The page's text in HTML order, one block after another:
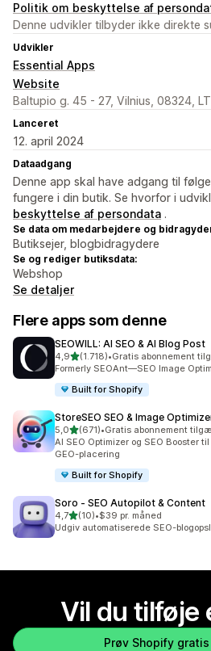
Politik om beskyttelse af
Denne udvikler tilbyder ikke direkte
Udvikler
Essential Apps
Website
Baltupio g. 45 - 27, Vilnius, 08324, LT
Lanceret
12. april 2024
Dataadgang
Denne app skal have adgang til
fungere i din butik. Se hvorfor i
beskyttelse af persondata .
Se data om medarbejdere og
Butiksejer, blogbidragydere
Se og rediger butiksdata:
Webshop
Se detaljer
Flere apps som denne
SEOWILL: AI SEO & AI Blog Post
4,9ud af 5 stjerner
(1.718)
1718 anmeldelser i alt
•Gratis abonnement
Formerly SEOAnt—SEO Image
Built for Shopify
StoreSEO SEO & Image
5,0ud af 5 stjerner
(671)
671 anmeldelser i alt
•Gratis abonnement
AI SEO Optimizer og SEO Booster
GEO-placering
Built for Shopify
Soro ‑ SEO Autopilot & Content
4,7ud af 5 stjerner
(10)
10 anmeldelser i alt
•$39 pr. måned
Udgiv automatiserede SEO-
Vil du tilføje
Prøv Shopify